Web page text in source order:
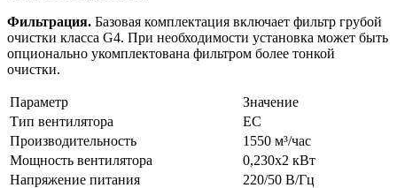
Фильтрация. Базовая комплектация включает фильтр грубой
очистки класса G4. При необходимости установка может быть
опционально укомплектована фильтром более тонкой
очистки.
Параметр
Значение
Тип вентилятора
EC
Производительность
1550 м³/час
Мощность вентилятора
0,230х2 кВт
Напряжение питания
220/50 В/Гц